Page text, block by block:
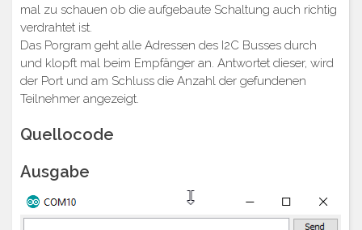
mal zu schauen ob die aufgebaute Schaltung auch richtig
verdrahtet ist.
Das Porgram geht alle Adressen des I2C Busses durch
und klopft mal beim Empfänger an. Antwortet dieser, wird
der Port und am Schluss die Anzahl der gefundenen
Teilnehmer angezeigt.
Quellocode
Ausgabe